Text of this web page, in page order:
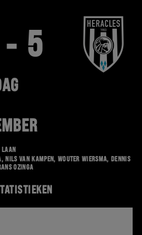
5
Nils van Kampen, Wouter Wiersma, Dennis
Ozinga